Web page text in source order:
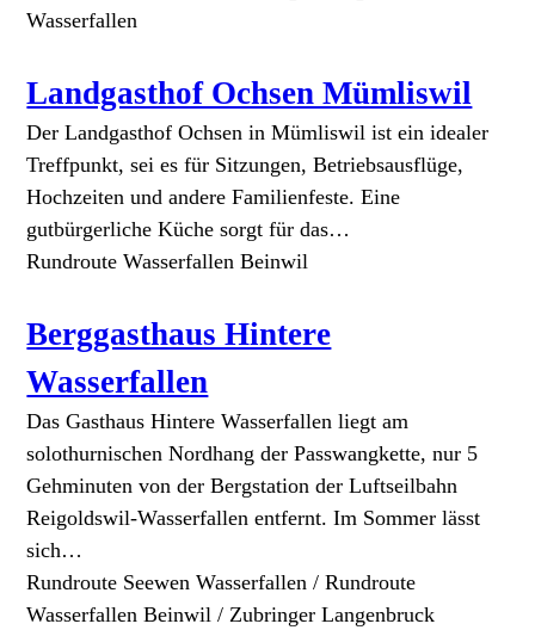
Wasserfallen
Landgasthof Ochsen Mümliswil
Der Landgasthof Ochsen in Mümliswil ist ein idealer
Treffpunkt, sei es für Sitzungen, Betriebsausflüge,
Hochzeiten und andere Familienfeste. Eine
gutbürgerliche Küche sorgt für das…
Rundroute Wasserfallen Beinwil
Berggasthaus Hintere
Wasserfallen
Das Gasthaus Hintere Wasserfallen liegt am
solothurnischen Nordhang der Passwangkette, nur 5
Gehminuten von der Bergstation der Luftseilbahn
Reigoldswil-Wasserfallen entfernt. Im Sommer lässt
sich…
Rundroute Seewen Wasserfallen / Rundroute
Wasserfallen Beinwil / Zubringer Langenbruck